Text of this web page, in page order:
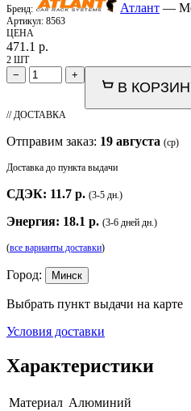
Бренд: Атлант —
Артикул: 8563
ЦЕНА
471.1 р.
2 ШТ
− +
В
// ДОСТАВКА
Отправим заказ: 19 августа (ср)
Доставка до пункта выдачи
СДЭК: 11.7 р. (3-5 дн.)
Энергия: 18.1 р. (3-6 дней дн.)
(все варианты доставки)
Город: Минск
Выбрать пункт выдачи на карте
Условия доставки
Характеристики
Материал Алюминий